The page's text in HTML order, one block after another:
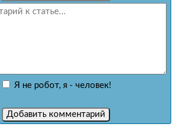
Я не робот, я - человек!